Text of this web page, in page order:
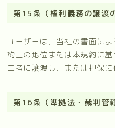
第15条（権利義務の譲渡
ユーザーは，当社の書面に
約上の地位または本規約に
三者に譲渡し，または担保に
第16条（準拠法・裁判管